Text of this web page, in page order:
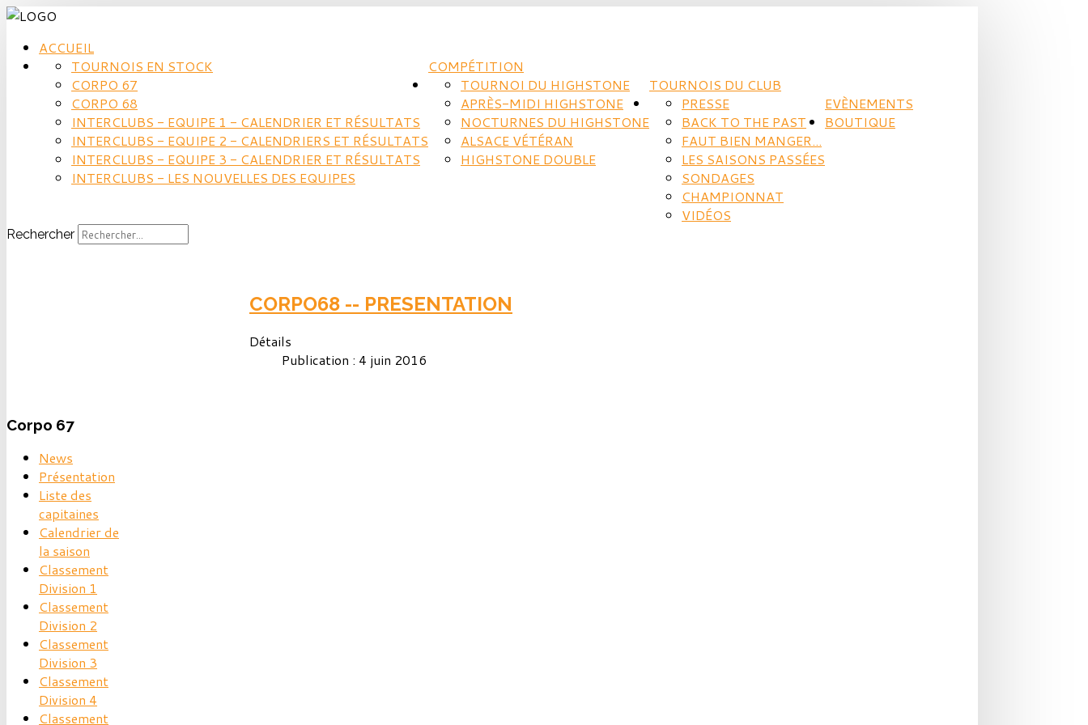
ACCUEIL
COMPÉTITION
TOURNOIS EN STOCK
CORPO 67
CORPO 68
INTERCLUBS - EQUIPE 1 - CALENDRIER ET RÉSULTATS
INTERCLUBS - EQUIPE 2 - CALENDRIERS ET RÉSULTATS
INTERCLUBS - EQUIPE 3 - CALENDRIER ET RÉSULTATS
INTERCLUBS - LES NOUVELLES DES EQUIPES
TOURNOIS DU CLUB
TOURNOI DU HIGHSTONE
APRÈS-MIDI HIGHSTONE
NOCTURNES DU HIGHSTONE
ALSACE VÉTÉRAN
HIGHSTONE DOUBLE
EVÈNEMENTS
PRESSE
BACK TO THE PAST
FAUT BIEN MANGER...
LES SAISONS PASSÉES
SONDAGES
CHAMPIONNAT
VIDÉOS
BOUTIQUE
Rechercher
CORPO68 -- PRESENTATION
Détails
Publication : 4 juin 2016
Corpo 67
News
Présentation
Liste des
capitaines
Calendrier de
la saison
Classement
Division 1
Classement
Division 2
Classement
Division 3
Classement
Division 4
Classement